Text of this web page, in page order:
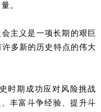
。
主义是一项长期的艰巨
多新的历史特点的伟大
期成功应对风险挑战
丰富斗争经验、提升斗